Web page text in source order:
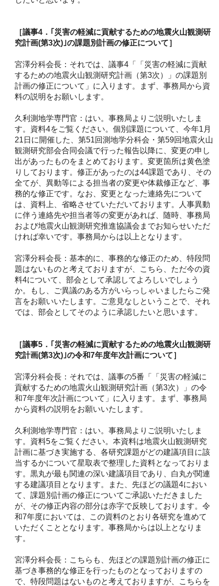
［議事4 ．｢災害の軽減に貢献するための地震火山観測研
究計画(第3次) ｣の課題別計画の修正について］
宮澤分科会長：それでは、議事4「「災害の軽減に貢献
するための地震火山観測研究計画（第3次）」の課題別
計画の修正について」に入ります。まず、事務局から資
料の説明をお願いします。
久利測地学専門官：はい。事務局よりご説明いたしま
す。資料4をご覧ください。個別課題について、今年1月
21日に開催した、第51回測地学分科会・第59回地震火山
観測研究部会合同会議で行った報告以降に、変更の申し
出があったものをまとめております。変更箇所は黄色塗
りしております。修正があったのは44課題であり、その
全てが、異動等による担当者の変更や体裁修正など、事
務的な修正です。なお、変更となった連絡先について
は、資料上、省略させていただいております。人事異動
に伴う連絡先や担当者等の変更があれば、随時、事務局
および地震火山観測研究推進協議会までお知らせいただ
ければ幸いです。事務局からは以上となります。
宮澤分科会長：基本的に、事務的な修正のため、特段問
題はないものと考えておりますが、こちら、ただ今の資
料4について、部会として承認してよろしいでしょう
か。もし、ご異議のある方がいらっしゃいましたらご発
言をお願いいたします。ご意見なしということで、それ
では、部会としてそのように承認したいと思います。
［議事5 ．｢災害の軽減に貢献するための地震火山観測研
究計画(第3次) ｣の令和7年度年次計画について］
宮澤分科会長：それでは、議事の5番「「災害の軽減に
貢献するための地震火山観測研究計画（第3次）」の令
和7年度年次計画について」に入ります。まず、事務局
から資料の説明をお願いいたします。
久利測地学専門官：はい。事務局よりご説明いたしま
す。資料5をご覧ください。本資料は地震火山観測研究
計画に基づき実施する、各研究課題がどの建議項目に該
当するかについて星取表で整理した資料となっておりま
す。黒丸が最も関連の深い建議項目であり、白丸が関連
する建議項目となります。また、先ほどの議題4におい
て、課題別計画の修正についてご承認いただきました
が、その修正内容の部分は赤字で反映しております。令
和7年度においては、この資料のとおり各研究を進めて
いただくこととなります。事務局からは以上となりま
す。
宮澤分科会長：こちらも、先ほどの課題別計画の修正に
基づき事務的な修正を行ったものとなっておりますの
で、特段問題はないものと考えておりますが、こちらを